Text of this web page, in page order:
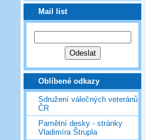
Mail list
Oblíbené odkazy
Sdružení válečných veteránů
ČR
Pamětní desky - stránky
Vladimíra Štrupla